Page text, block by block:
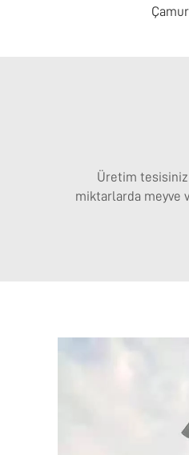
Üretim
miktarlarda meyve